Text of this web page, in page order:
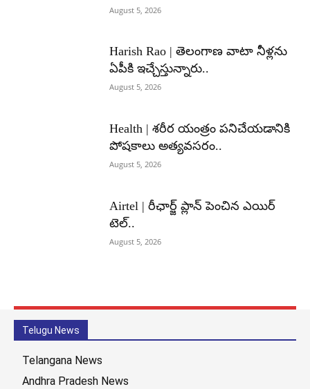
August 5, 2026
Harish Rao | తెలంగాణ వాటా నీళ్లను
ఏపీకి ఇచ్చేస్తున్నారు..
August 5, 2026
Health | శరీర యంత్రం పనిచేయడానికి
పోషకాలు అత్యవసరం..
August 5, 2026
Airtel | రీఛార్జ్ ప్లాన్ పెంచిన ఎయిర్
టెల్..
August 5, 2026
Telugu News
Telangana News
Andhra Pradesh News